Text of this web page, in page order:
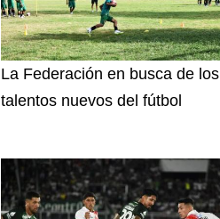
La Federación en busca de los
talentos nuevos del fútbol